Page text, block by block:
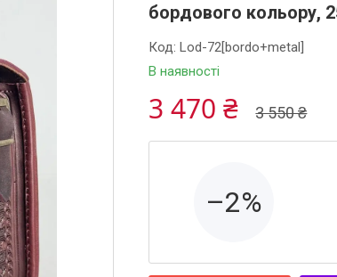
бордового кольору,
В наявності
Код:Lod-72[bordo+metal]
3 550 ₴
3 470 ₴
–2%